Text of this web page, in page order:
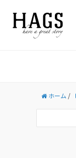
ホーム /